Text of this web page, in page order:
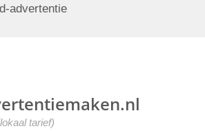
advertentie
tarief)